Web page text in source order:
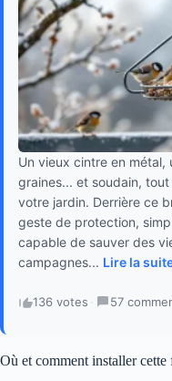
Un vieux cintre en
graines... et soudain,
votre jardin. Derrière ce
geste de protection,
capable de sauver des
campagnes... Lire la
136 votes · 57
Où et comment installer